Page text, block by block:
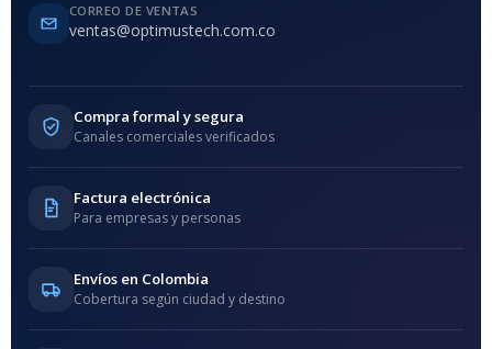
CORREO DE VENTAS
ventas@optimustech.com.co
Compra formal y segura
Canales comerciales verificados
Factura electrónica
Para empresas y personas
Envíos en Colombia
Cobertura según ciudad y destino